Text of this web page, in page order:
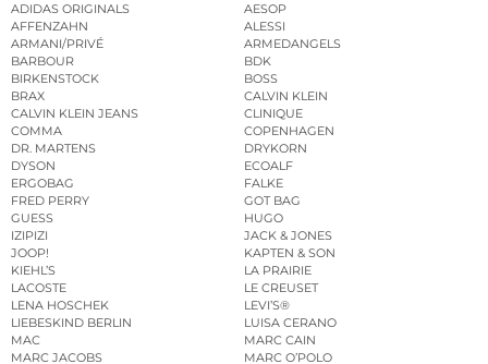
ADIDAS ORIGINALS
AESOP
AFFENZAHN
ALESSI
ARMANI/PRIVÉ
ARMEDANGELS
BARBOUR
BDK
BIRKENSTOCK
BOSS
BRAX
CALVIN KLEIN
CALVIN KLEIN JEANS
CLINIQUE
COMMA
COPENHAGEN
DR. MARTENS
DRYKORN
DYSON
ECOALF
ERGOBAG
FALKE
FRED PERRY
GOT BAG
GUESS
HUGO
IZIPIZI
JACK & JONES
JOOP!
KAPTEN & SON
KIEHL’S
LA PRAIRIE
LACOSTE
LE CREUSET
LENA HOSCHEK
LEVI’S®
LIEBESKIND BERLIN
LUISA CERANO
MAC
MARC CAIN
MARC JACOBS
MARC O’POLO